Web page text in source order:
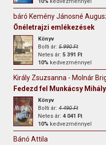
báró Kemény Jánosné
Önéletrajzi emlékezések
Könyv
Bolti ár:5 990 Ft
Netes ár:5 391 Ft
10% kedvezménnyel
Király Zsuzsanna - Molnár
Fedezd fel Munkácsy
Könyv
Bolti ár:4 490 Ft
Netes ár:4 041 Ft
10% kedvezménnyel
Bánó Attila